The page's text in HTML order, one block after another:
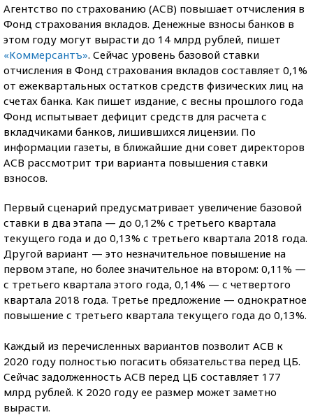
Агентство по страхованию (АСВ) повышает отчисления в
Фонд страхования вкладов. Денежные взносы банков в
этом году могут вырасти до 14 млрд рублей, пишет
«Коммерсантъ». Сейчас уровень базовой ставки
отчисления в Фонд страхования вкладов составляет 0,1%
от ежеквартальных остатков средств физических лиц на
счетах банка. Как пишет издание, с весны прошлого года
Фонд испытывает дефицит средств для расчета с
вкладчиками банков, лишившихся лицензии. По
информации газеты, в ближайшие дни совет директоров
АСВ рассмотрит три варианта повышения ставки
взносов.
Первый сценарий предусматривает увеличение базовой
ставки в два этапа — до 0,12% с третьего квартала
текущего года и до 0,13% с третьего квартала 2018 года.
Другой вариант — это незначительное повышение на
первом этапе, но более значительное на втором: 0,11% —
с третьего квартала этого года, 0,14% — с четвертого
квартала 2018 года. Третье предложение — однократное
повышение с третьего квартала текущего года до 0,13%.
Каждый из перечисленных вариантов позволит АСВ к
2020 году полностью погасить обязательства перед ЦБ.
Сейчас задолженность АСВ перед ЦБ составляет 177
млрд рублей. К 2020 году ее размер может заметно
вырасти.